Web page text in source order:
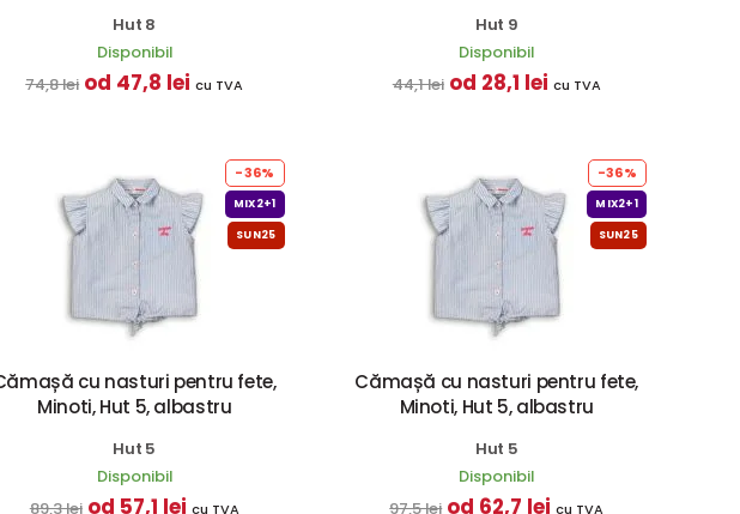
Hut 8
Disponibil
74,8 lei od 47,8 lei cu TVA
Hut 9
Disponibil
44,1 lei od 28,1 lei cu TVA
-36%
MIX2+1
SUN25
cu nasturi pentru fete,
Minoti, Hut 5, albastru
Hut 5
Disponibil
89,3 lei od 57,1 lei cu TVA
-36%
MIX2+1
SUN25
Cămașă cu nasturi pentru fete,
Minoti, Hut 5, albastru
Hut 5
Disponibil
97,5 lei od 62,7 lei cu TVA